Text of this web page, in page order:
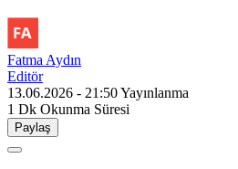
Fatma Aydın
Editör
13.06.2026 - 21:50Yayınlanma
1 Dk Okunma Süresi
Paylaş